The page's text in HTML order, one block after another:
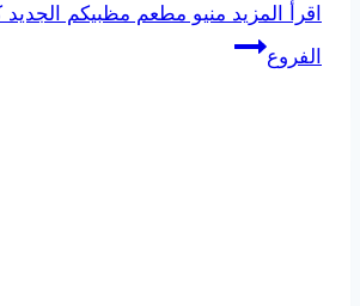
اقرأ المزيد منيو مطعم مظبيكم الجديد
الفروع